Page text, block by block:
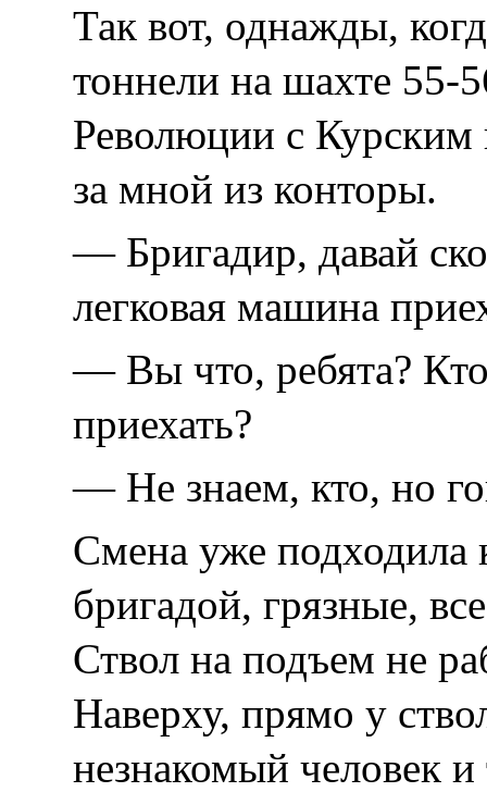
Так вот, однажды,
тоннели на шахте
Революции с
за мной из конторы.
— Бригадир, давай
легковая машина
— Вы что, ребята?
приехать?
— Не знаем, кто, но
Смена уже подходила
бригадой, грязные,
Ствол на подъем не
Наверху, прямо у
незнакомый человек